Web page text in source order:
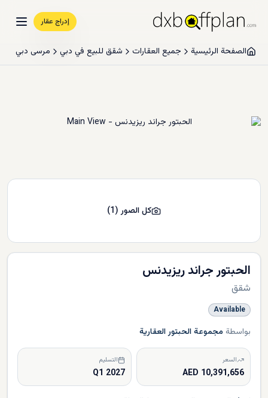
إدراج عقار
الصفحة الرئيسية جميع العقارات شقق للبيع في دبي مرسى دبي
الحبتور جراند ريزيدنس
شقق
Available
بواسطة مجموعة الحبتور العقارية
السعر
10,391,656 AED
التسليم
Q1 2027
كل الصور(
1
)